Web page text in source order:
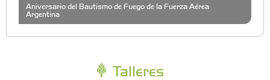
Aniversario del Bautismo de Fuego de la Fuerza Aérea
Argentina
Talleres